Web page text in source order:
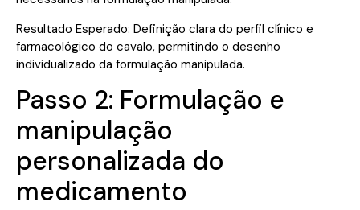
Resultado Esperado: Definição clara do perfil clínico e
farmacológico do cavalo, permitindo o desenho
individualizado da formulação manipulada.
Passo 2: Formulação e
manipulação
personalizada do
medicamento